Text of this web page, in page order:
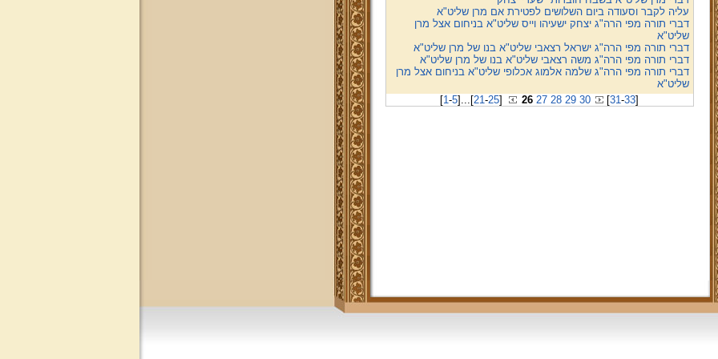
עליה לקבר וסעודה ביום השלושים לפטירת אם מרן שליט"א
דברי תורה מפי הרה"ג יצחק ישעיהו וייס שליט"א בניחום אצל מרן
שליט"א
דברי תורה מפי הרה"ג ישראל רצאבי שליט"א בנו של מרן שליט"א
דברי תורה מפי הרה"ג משה רצאבי שליט"א בנו של מרן שליט"א
דברי תורה מפי הרה"ג שלמה אלמוג אכלופי שליט"א בניחום אצל מרן
שליט"א
[1-5] ... [21-25] 26 27 28 29 30 [31-33]